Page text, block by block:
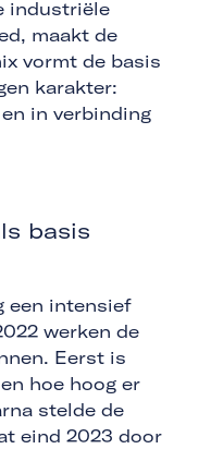
industriële
maakt de
vormt de basis
karakter:
in verbinding
basis
een intensief
werken de
Eerst is
hoe hoog er
stelde de
eind 2023 door